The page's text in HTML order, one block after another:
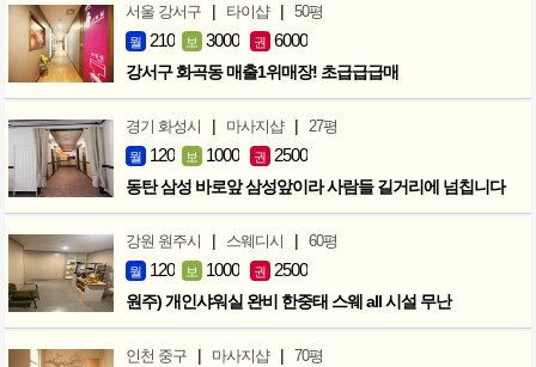
서울 강서구 | 타이샵 | 50평
월 210 보 3000 권 6000
강서구 화곡동 매출1위매장! 초급급급매
경기 화성시 | 마사지샵 | 27평
월 120 보 1000 권 2500
동탄 삼성 바로앞 삼성앞이라 사람들 길거리에 넘칩니다
강원 원주시 | 스웨디시 | 60평
월 120 보 1000 권 2500
원주) 개인샤워실 완비 한중태 스웨 all 시설 무난
인천 중구 | 마사지샵 | 70평